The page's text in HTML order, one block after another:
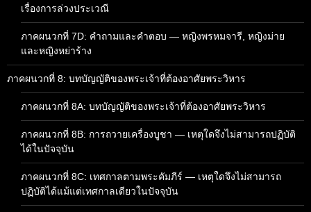
เรื่องการล่วงประเวณี
ภาคผนวกที่ 7D: คำถามและคำตอบ — หญิงพรหมจารี, หญิงม่าย
และหญิงหย่าร้าง
ภาคผนวกที่ 8: บทบัญญัติของพระเจ้าที่ต้องอาศัยพระวิหาร
ภาคผนวกที่ 8A: บทบัญญัติของพระเจ้าที่ต้องอาศัยพระวิหาร
ภาคผนวกที่ 8B: การถวายเครื่องบูชา — เหตุใดจึงไม่สามารถปฏิบัติ
ได้ในปัจจุบัน
ภาคผนวกที่ 8C: เทศกาลตามพระคัมภีร์ — เหตุใดจึงไม่สามารถ
ปฏิบัติได้แม้แต่เทศกาลเดียวในปัจจุบัน